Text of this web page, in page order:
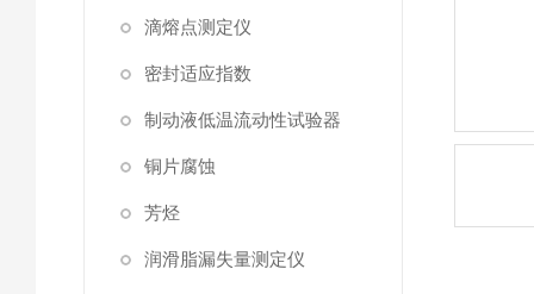
滴熔点测定仪
密封适应指数
制动液低温流动性试验器
铜片腐蚀
芳烃
润滑脂漏失量测定仪